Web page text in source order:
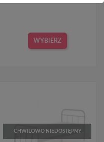
WYBIERZ
CHWILOWO NIEDOSTĘPNY